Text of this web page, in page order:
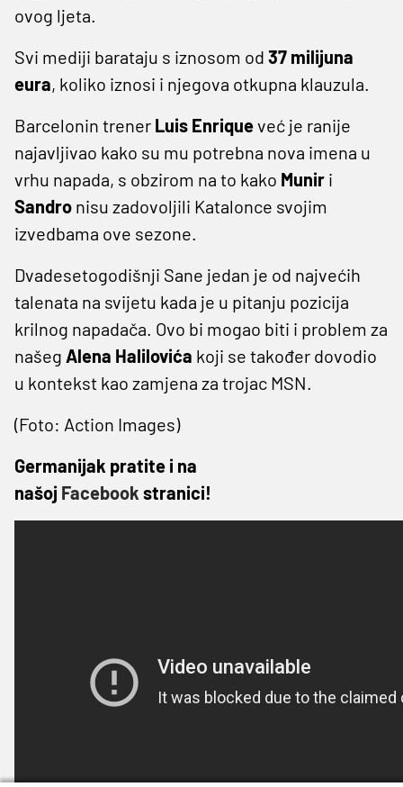
ovog ljeta.
Svi mediji barataju s iznosom od 37 milijuna
eura, koliko iznosi i njegova otkupna klauzula.
Barcelonin trener Luis Enriqueveć je ranije
najavljivao kako su mu potrebna nova imena u
vrhu napada, s obzirom na to kako Munir i
Sandro nisu zadovoljili Katalonce svojim
izvedbama ove sezone.
Dvadesetogodišnji Sane jedan je od najvećih
talenata na svijetu kada je u pitanju pozicija
krilnog napadača. Ovo bi mogao biti i problem za
našeg Alena Halilovića koji se također dovodio
u kontekst kao zamjena za trojac MSN.
(Foto: Action Images)
Germanijak pratite i na
našoj Facebook stranici!